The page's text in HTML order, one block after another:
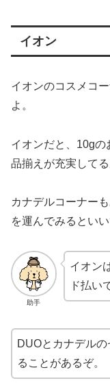
イオン
イオンのコスメコ
よ。
イオンだと、10gの
品揃えが充実してる
カナデルコーナー
を運んでみるといい
助手
イオン
ド払い
DUOとカナデル
ることがあるぞ。